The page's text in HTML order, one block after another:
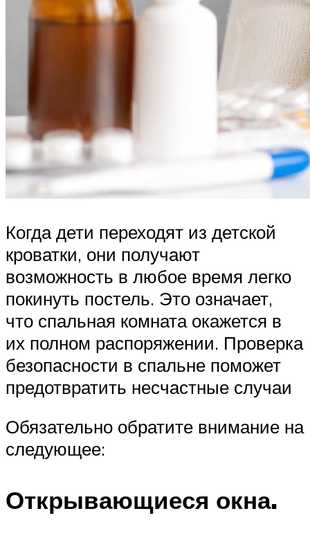
Когда дети переходят из детской
кроватки, они получают
возможность в любое время легко
покинуть постель. Это означает,
что спальная комната окажется в
их полном распоряжении. Проверка
безопасности в спальне поможет
предотвратить несчастные случаи
Обязательно обратите внимание на
следующее:
Открывающиеся окна. ​